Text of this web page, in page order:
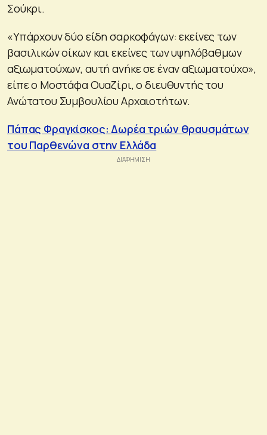
Σούκρι.
«Υπάρχουν δύο είδη σαρκοφάγων: εκείνες των
βασιλικών οίκων και εκείνες των υψηλόβαθμων
αξιωματούχων, αυτή ανήκε σε έναν αξιωματούχο»,
είπε ο Μοστάφα Ουαζίρι, ο διευθυντής του
Ανώτατου Συμβουλίου Αρχαιοτήτων.
Πάπας Φραγκίσκος: Δωρέα τριών θραυσμάτων
του Παρθενώνα στην Ελλάδα